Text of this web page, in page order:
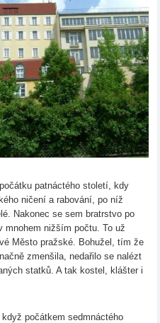
patnáctého století, kdy
ničení a rabování, po níž
Nakonec se sem bratrstvo po
mnohem nižším počtu. To už
Město pražské. Bohužel, tím že
zmenšila, nedařilo se nalézt
statků. A tak kostel, klášter i
počátkem sedmnáctého